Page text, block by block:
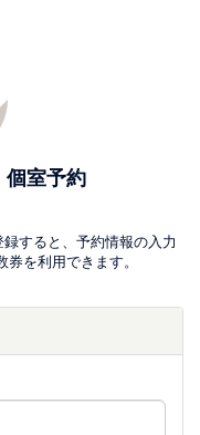
室予約
すると、予約情報の入力
を利用できます。